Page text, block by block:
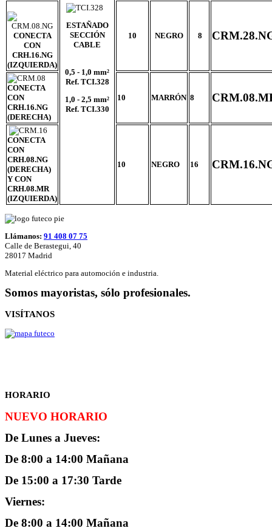
ESTAÑADO
SECCIÓN
CABLE
0,5 - 1,0 mm²
Ref. TCI.328
1,0 - 2,5 mm²
Ref. TCI.330
CONECTA
CON
CRH.16.NG
(IZQUIERDA)
10 NEGRO 8
CONECTA
CON
CRH.16.NG
(DERECHA)
10 MARRÓN 8
CONECTA
CON
CRH.08.NG
(DERECHA)
Y CON
CRH.08.MR
(IZQUIERDA)
10 NEGRO 16
Llámanos: 91 408 07 75
Calle de Berastegui, 40
28017 Madrid
Material eléctrico para automoción e industria.
Somos mayoristas, sólo profesionales.
VISÍTANOS
HORARIO
NUEVO HORARIO
De Lunes a Jueves:
De 8:00 a 14:00 Mañana
De 15:00 a 17:30 Tarde
Viernes:
De 8:00 a 14:00 Mañana